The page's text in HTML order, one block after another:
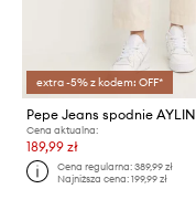
extra -5% z kodem: OFF*
Pepe Jeans spodnie AYLIN
Cena aktualna:
189,99 zł
Cena regularna:389,99 zł
Najniższa cena:199,99 zł